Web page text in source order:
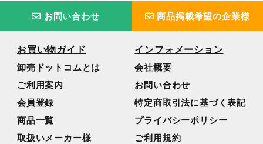
お問い合わせ 商品掲載希望の企業様
お買い物ガイド
卸売ドットコムとは
ご利用案内
会員登録
商品一覧
取扱いメーカー様
インフォメーション
会社概要
お問い合わせ
特定商取引法に基づく表記
プライバシーポリシー
ご利用規約